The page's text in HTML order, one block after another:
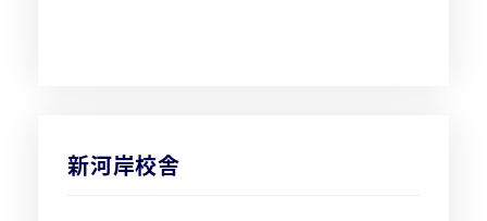
新河岸校舎